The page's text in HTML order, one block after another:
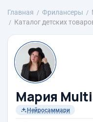
Главная Фрилансеры
Каталог детских
Мария
Нейросаммари